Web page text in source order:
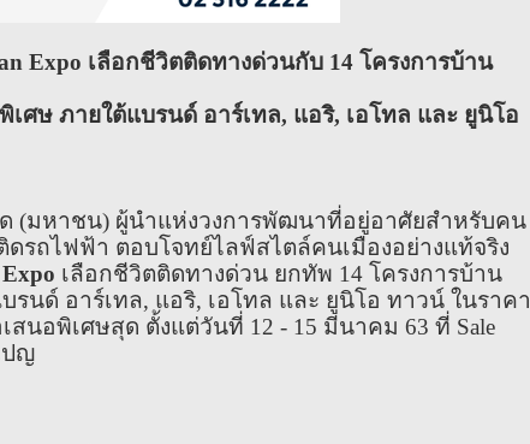
Expo เลือกชีวิตติดทางด่วนกับ 14 โครงการบ้าน
ษ ภายใต้แบรนด์ อาร์เทล, แอริ, เอโทล และ ยูนิโอ
(มหาชน) ผู้นำแห่งวงการพัฒนาที่อยู่อาศัยสำหรับคน
รถไฟฟ้า ตอบโจทย์ไลฟ์สไตล์คนเมืองอย่างแท้จริง
เลือกชีวิตติดทางด่วน ยกทัพ 14 โครงการบ้าน
รนด์ อาร์เทล, แอริ, เอโทล และ ยูนิโอ ทาวน์ ในราคา
สนอพิเศษสุด ตั้งแต่วันที่ 12 - 15 มีนาคม 63 ที่ Sale
ปญ